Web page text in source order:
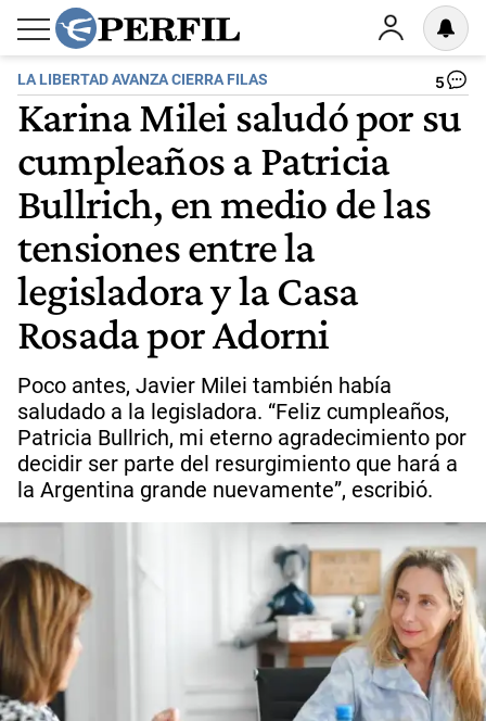
LA LIBERTAD AVANZA CIERRA FILAS 5
Karina Milei saludó por su
cumpleaños a Patricia
Bullrich, en medio de las
tensiones entre la
legisladora y la Casa
Rosada por Adorni
Poco antes, Javier Milei también había
saludado a la legisladora. “Feliz cumpleaños,
Patricia Bullrich, mi eterno agradecimiento por
decidir ser parte del resurgimiento que hará a
la Argentina grande nuevamente”, escribió.